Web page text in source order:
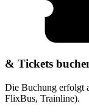
& Tickets
Die Buchung erfolgt
FlixBus, Trainline).